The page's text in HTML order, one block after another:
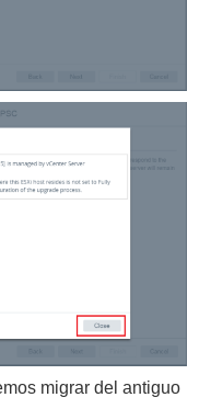
migrar del antiguo